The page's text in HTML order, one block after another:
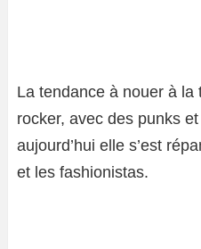
La tendance à nouer à la
rocker, avec des punks
aujourd’hui elle s’est
et les fashionistas.